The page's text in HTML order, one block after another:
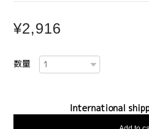
¥2,916
数量
International